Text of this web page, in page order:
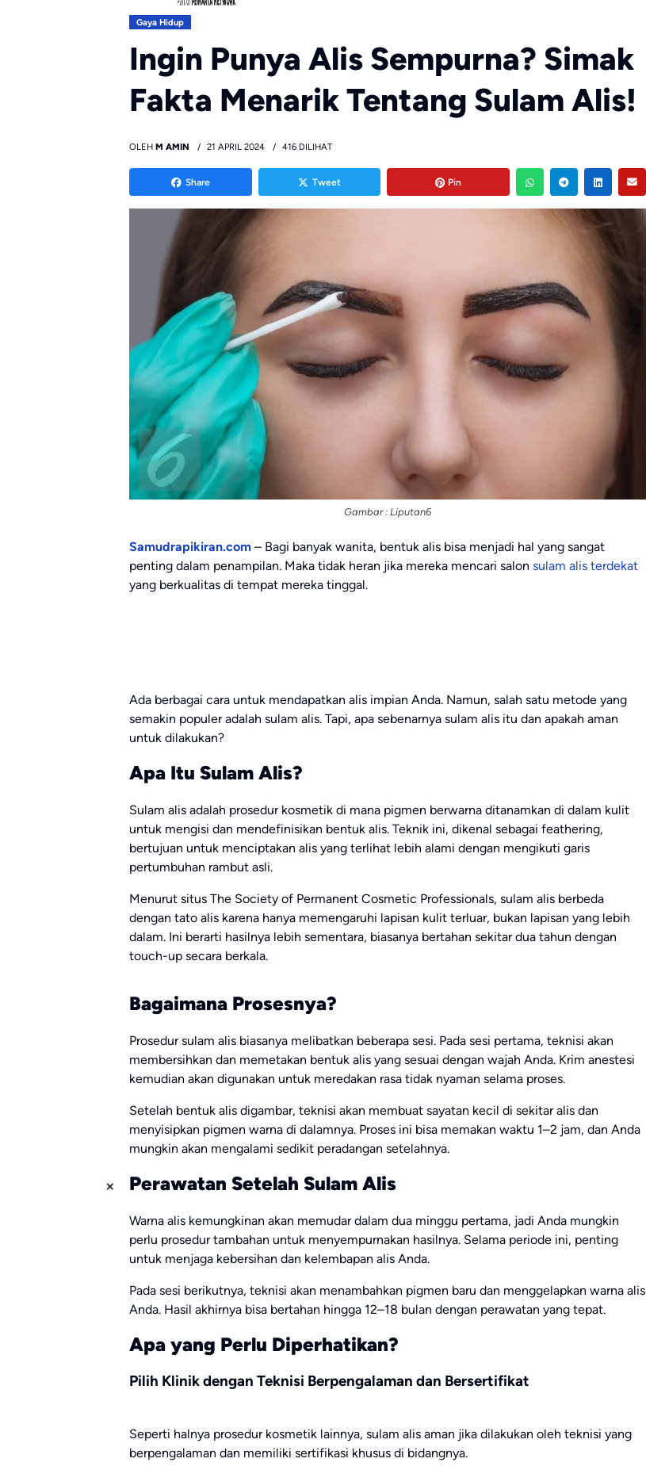
Gaya Hidup
Ingin Punya Alis Sempurna? Simak
Fakta Menarik Tentang Sulam Alis!
OLEH M AMIN 21 APRIL 2024 416 DILIHAT
Share Tweet Pin
Gambar : Liputan6
Samudrapikiran.com – Bagi banyak wanita, bentuk alis bisa menjadi hal yang sangat
penting dalam penampilan. Maka tidak heran jika mereka mencari salon sulam alis terdekat
yang berkualitas di tempat mereka tinggal.
Ada berbagai cara untuk mendapatkan alis impian Anda. Namun, salah satu metode yang
semakin populer adalah sulam alis. Tapi, apa sebenarnya sulam alis itu dan apakah aman
untuk dilakukan?
Apa Itu Sulam Alis?
Sulam alis adalah prosedur kosmetik di mana pigmen berwarna ditanamkan di dalam kulit
untuk mengisi dan mendefinisikan bentuk alis. Teknik ini, dikenal sebagai feathering,
bertujuan untuk menciptakan alis yang terlihat lebih alami dengan mengikuti garis
pertumbuhan rambut asli.
Menurut situs The Society of Permanent Cosmetic Professionals, sulam alis berbeda
dengan tato alis karena hanya memengaruhi lapisan kulit terluar, bukan lapisan yang lebih
dalam. Ini berarti hasilnya lebih sementara, biasanya bertahan sekitar dua tahun dengan
touch-up secara berkala.
Bagaimana Prosesnya?
Prosedur sulam alis biasanya melibatkan beberapa sesi. Pada sesi pertama, teknisi akan
membersihkan dan memetakan bentuk alis yang sesuai dengan wajah Anda. Krim anestesi
kemudian akan digunakan untuk meredakan rasa tidak nyaman selama proses.
Setelah bentuk alis digambar, teknisi akan membuat sayatan kecil di sekitar alis dan
menyisipkan pigmen warna di dalamnya. Proses ini bisa memakan waktu 1–2 jam, dan Anda
mungkin akan mengalami sedikit peradangan setelahnya.
Perawatan Setelah Sulam Alis
Warna alis kemungkinan akan memudar dalam dua minggu pertama, jadi Anda mungkin
perlu prosedur tambahan untuk menyempurnakan hasilnya. Selama periode ini, penting
untuk menjaga kebersihan dan kelembapan alis Anda.
Pada sesi berikutnya, teknisi akan menambahkan pigmen baru dan menggelapkan warna alis
Anda. Hasil akhirnya bisa bertahan hingga 12–18 bulan dengan perawatan yang tepat.
Apa yang Perlu Diperhatikan?
Pilih Klinik dengan Teknisi Berpengalaman dan Bersertifikat
Seperti halnya prosedur kosmetik lainnya, sulam alis aman jika dilakukan oleh teknisi yang
berpengalaman dan memiliki sertifikasi khusus di bidangnya.